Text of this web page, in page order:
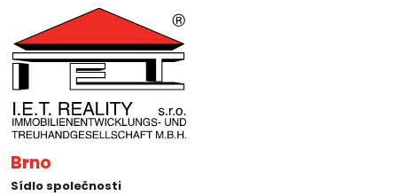
Brno
Sídlo společnosti